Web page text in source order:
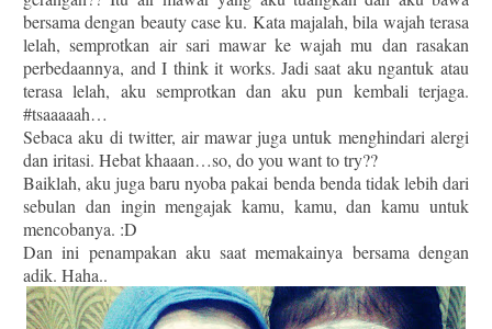
bersama dengan beauty case ku. Kata majalah, bila wajah terasa
lelah, semprotkan air sari mawar ke wajah mu dan rasakan
perbedaannya, and I think it works. Jadi saat aku ngantuk atau
terasa lelah, aku semprotkan dan aku pun kembali terjaga.
#tsaaaaah…
Sebaca aku di twitter, air mawar juga untuk menghindari alergi
dan iritasi. Hebat khaaan…so, do you want to try??
Baiklah, aku juga baru nyoba pakai benda benda tidak lebih dari
sebulan dan ingin mengajak kamu, kamu, dan kamu untuk
mencobanya. :D
Dan ini penampakan aku saat memakainya bersama dengan
adik. Haha..